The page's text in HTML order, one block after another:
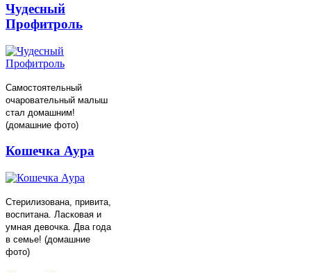
Чудесный
Профитроль
Самостоятельный
очаровательный малыш
стал домашним!
(домашние фото)
Кошечка Аура
Стерилизована, привита,
воспитана. Ласковая и
умная девочка. Два года
в семье! (домашние
фото)